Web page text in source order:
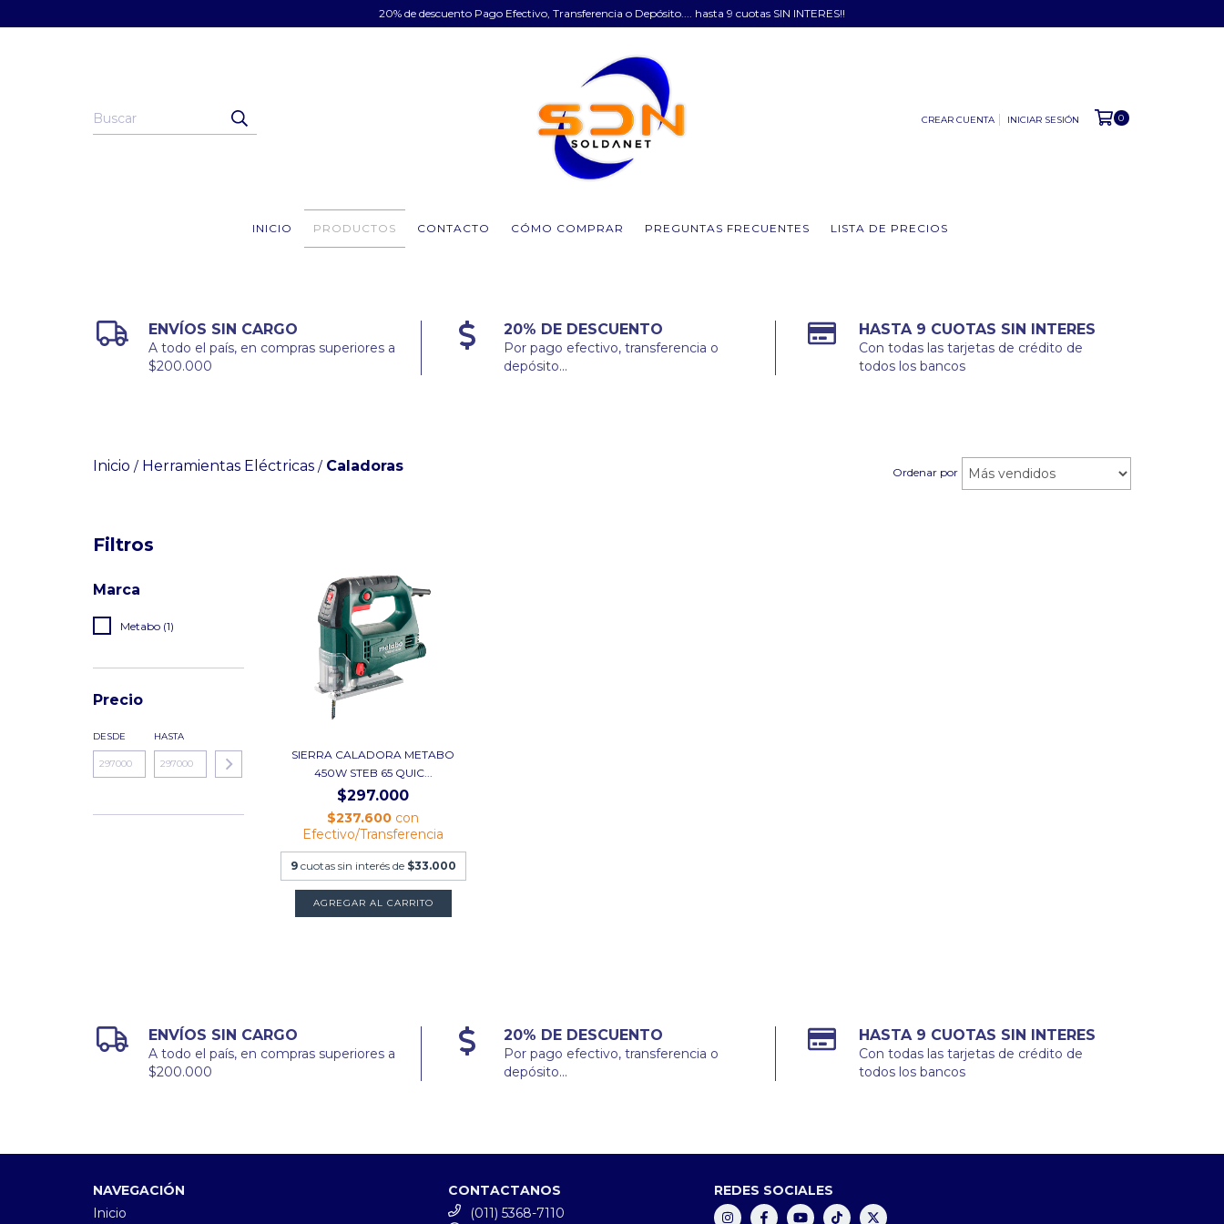
20% de descuento Pago Efectivo, Transferencia o Depósito.... hasta 9 cuotas SIN INTERES!!
CREAR CUENTA INICIAR SESIÓN 0
INICIO PRODUCTOS CONTACTO CÓMO COMPRAR PREGUNTAS FRECUENTES LISTA DE PRECIOS
ENVÍOS SIN CARGO
A todo el país, en compras superiores a
$200.000
20% DE DESCUENTO
Por pago efectivo, transferencia o
depósito...
HASTA 9 CUOTAS SIN INTERES
Con todas las tarjetas de crédito de
todos los bancos
Inicio / Herramientas Eléctricas / Caladoras Ordenar por
Filtros
Marca
Metabo (1)
Precio
DESDE HASTA
SIERRA CALADORA METABO
450W STEB 65 QUIC...
$297.000
$237.600 con
Efectivo/Transferencia
9 cuotas sin interés de $33.000
ENVÍOS SIN CARGO
A todo el país, en compras superiores a
$200.000
20% DE DESCUENTO
Por pago efectivo, transferencia o
depósito...
HASTA 9 CUOTAS SIN INTERES
Con todas las tarjetas de crédito de
todos los bancos
NAVEGACIÓN
Inicio
CONTACTANOS
(011) 5368-7110
REDES SOCIALES